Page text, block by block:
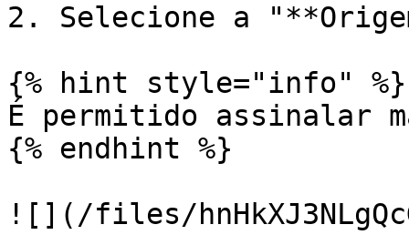
2. Selecione a
{% hint style="info" %}
É permitido assinalar
{% endhint %}
![](/files/